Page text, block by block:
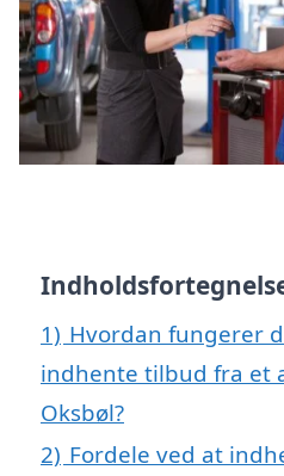
1) Hvordan fungerer
indhente tilbud fra et
Oksbøl?
2) Fordele ved at